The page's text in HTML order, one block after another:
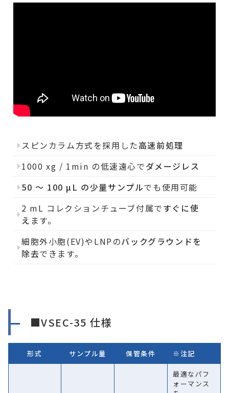
スピンカラム方式を採用した高速前処理
1000 xg / 1min の低速遠心でダメージレス
50 ～ 100 µL の少量サンプルでも使用可能
2 mL コレクションチューブ付属ですぐに使
え ます。
細胞外小胞(EV)やLNPのバックグラウンドを
除去できます。
■VSEC-35 仕様
形式 サンプル量 保管条件 ※注記
最適なパフ
ォーマンス